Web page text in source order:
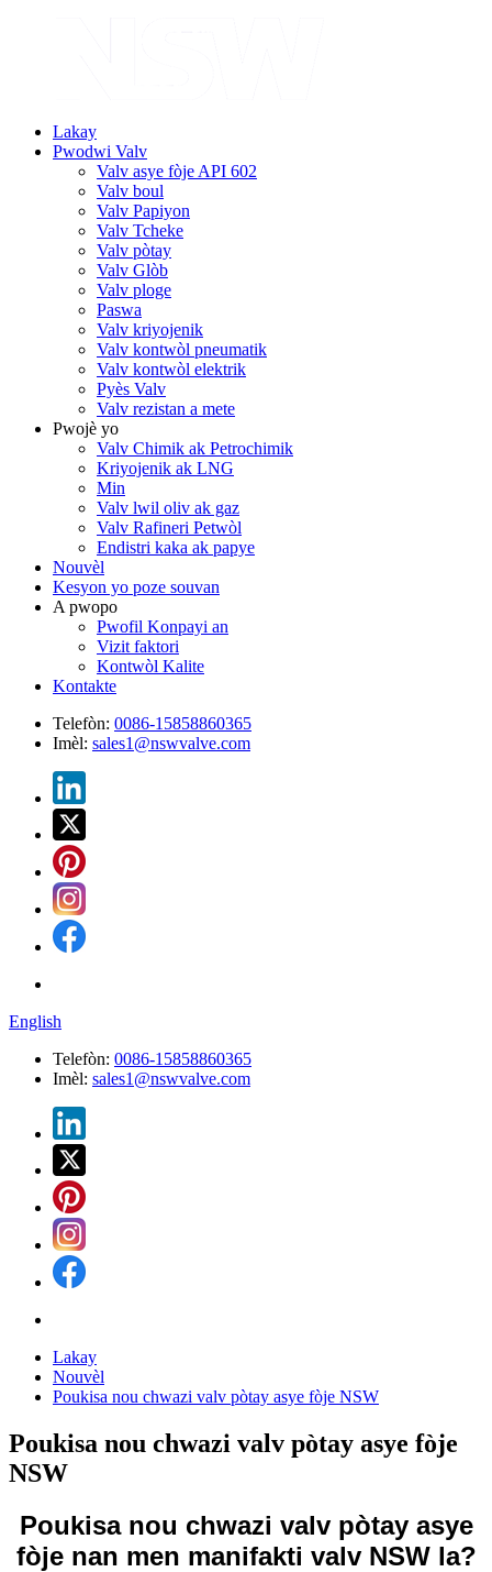
Lakay
Pwodwi Valv
Valv asye fòje API 602
Valv boul
Valv Papiyon
Valv Tcheke
Valv pòtay
Valv Glòb
Valv ploge
Paswa
Valv kriyojenik
Valv kontwòl pneumatik
Valv kontwòl elektrik
Pyès Valv
Valv rezistan a mete
Pwojè yo
Valv Chimik ak Petrochimik
Kriyojenik ak LNG
Min
Valv lwil oliv ak gaz
Valv Rafineri Petwòl
Endistri kaka ak papye
Nouvèl
Kesyon yo poze souvan
A pwopo
Pwofil Konpayi an
Vizit faktori
Kontwòl Kalite
Kontakte
Telefòn: 0086-15858860365
Imèl: sales1@nswvalve.com
English
Telefòn: 0086-15858860365
Imèl: sales1@nswvalve.com
Lakay
Nouvèl
Poukisa nou chwazi valv pòtay asye fòje NSW
Poukisa nou chwazi valv pòtay asye fòje
NSW
Poukisa nou chwazi valv pòtay asye
fòje nan men manifakti valv NSW la?